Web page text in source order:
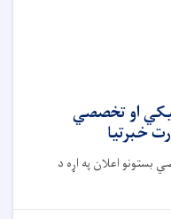
ریاست د ۶ تخنیکي او تخصصي
خبرتیا
او تخصصي بستونو اعلان په اړه د